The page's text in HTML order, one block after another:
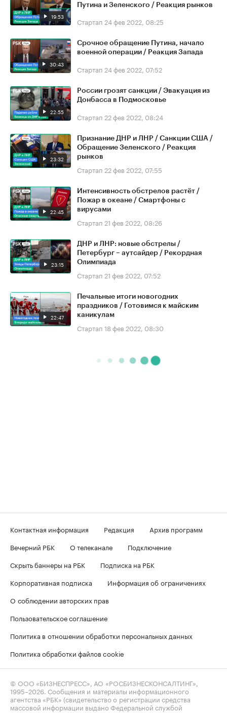
19:53
Путина и Зеленского / Реакция рынков
Стартап 24 фев 2022, 08:25
30:43
Срочное обращение Путина, начало
военной операции / Реакция Запада
Стартап 24 фев 2022, 07:52
22:55
России грозят санкции / Эвакуация из
Донбасса в Подмосковье
Стартап 22 фев 2022, 08:24
23:32
Признание ДНР и ЛНР / Санкции США /
Обращение Зеленского / Реакция
рынков
Стартап 22 фев 2022, 07:55
22:45
Интенсивность обстрелов растёт /
Пожар в океане / Смартфоны с
вирусами
Стартап 21 фев 2022, 08:26
23:15
ДНР и ЛНР: новые обстрелы /
Петербург – аутсайдер / Рекордная
Олимпиада
Стартап 21 фев 2022, 07:52
22:47
Печальные итоги новогодних
праздников / Готовимся к майским
каникулам
Стартап 18 фев 2022, 08:30
Контактная информация Редакция
Архив программ
Вечерний РБК
О телеканале
Подключение
Скрыть баннеры на РБК
Подписка на РБК
Корпоративная подписка
Информация об ограничениях
О соблюдении авторских прав
Пользовательское соглашение
Политика в отношении обработки персональных данных
Политика обработки файлов cookie
© ООО «БИЗНЕСПРЕСС», АО «РОСБИЗНЕСКОНСАЛТИНГ»,
1995–2026 . Сообщения и материалы информационного
агентства «РБК» (свидетельство о регистрации средства
массовой информации выдано Федеральной службой